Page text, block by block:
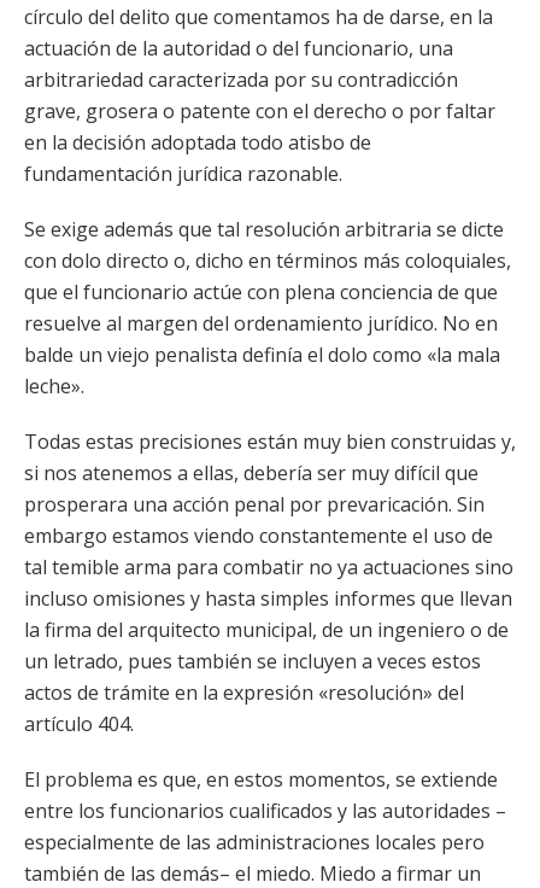
círculo del delito que comentamos ha de darse, en la
actuación de la autoridad o del funcionario, una
arbitrariedad caracterizada por su contradicción
grave, grosera o patente con el derecho o por faltar
en la decisión adoptada todo atisbo de
fundamentación jurídica razonable.
Se exige además que tal resolución arbitraria se dicte
con dolo directo o, dicho en términos más coloquiales,
que el funcionario actúe con plena conciencia de que
resuelve al margen del ordenamiento jurídico. No en
balde un viejo penalista definía el dolo como «la mala
leche».
Todas estas precisiones están muy bien construidas y,
si nos atenemos a ellas, debería ser muy difícil que
prosperara una acción penal por prevaricación. Sin
embargo estamos viendo constantemente el uso de
tal temible arma para combatir no ya actuaciones sino
incluso omisiones y hasta simples informes que llevan
la firma del arquitecto municipal, de un ingeniero o de
un letrado, pues también se incluyen a veces estos
actos de trámite en la expresión «resolución» del
artículo 404.
El problema es que, en estos momentos, se extiende
entre los funcionarios cualificados y las autoridades –
especialmente de las administraciones locales pero
también de las demás– el miedo. Miedo a firmar un